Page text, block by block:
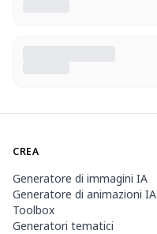
CREA
Generatore di immagini IA
Generatore di animazioni IA
Toolbox
Generatori tematici